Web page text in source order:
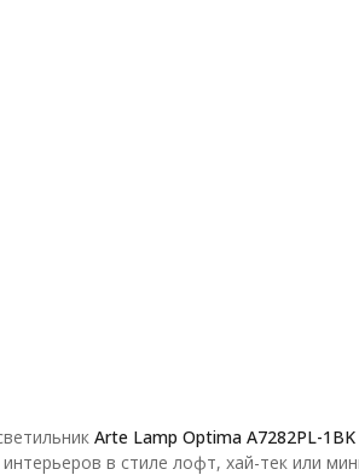
Arte Lamp Optima A7282PL-1BK
в стиле лофт, хай-тек или